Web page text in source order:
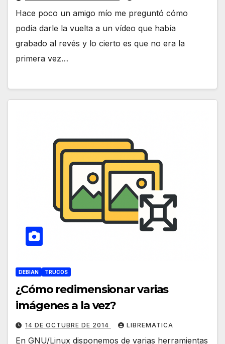
Hace poco un amigo mío me preguntó cómo
podía darle la vuelta a un vídeo que había
grabado al revés y lo cierto es que no era la
primera vez…
DEBIAN TRUCOS
¿Cómo redimensionar varias
imágenes a la vez?
14 DE OCTUBRE DE 2014 LIBREMATICA
En GNU/Linux disponemos de varias herramientas